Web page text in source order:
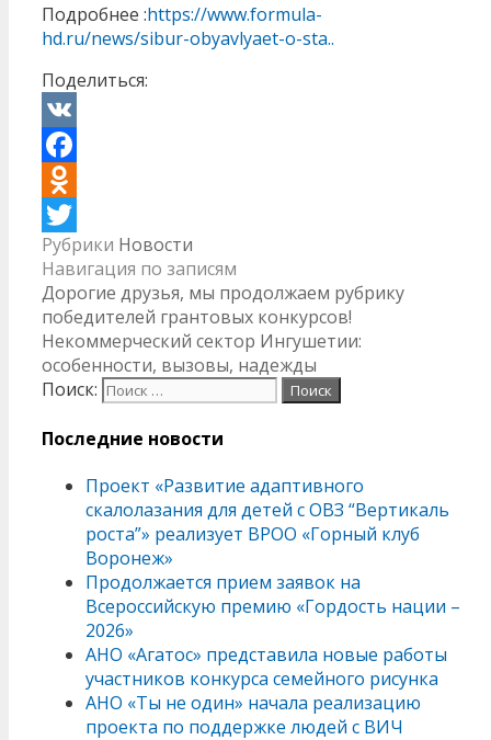
Подробнее :https://www.formula-
hd.ru/news/sibur-obyavlyaet-o-sta..
Поделиться:
VK
Facebook
Odnoklassniki
Twitter
Рубрики Новости
Навигация по записям
Дорогие друзья, мы продолжаем рубрику
победителей грантовых конкурсов!
Некоммерческий сектор Ингушетии:
особенности, вызовы, надежды
Поиск:
Последние новости
Проект «Развитие адаптивного
скалолазания для детей с ОВЗ “Вертикаль
роста”» реализует ВРОО «Горный клуб
Воронеж»
Продолжается прием заявок на
Всероссийскую премию «Гордость нации –
2026»
АНО «Агатос» представила новые работы
участников конкурса семейного рисунка
АНО «Ты не один» начала реализацию
проекта по поддержке людей с ВИЧ